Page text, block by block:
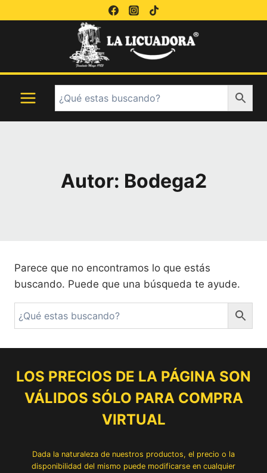
al
Autor: Bodega2
Parece que no encontramos lo que estás
buscando. Puede que una búsqueda te ayude.
LOS PRECIOS DE LA PÁGINA SON
VÁLIDOS SÓLO PARA COMPRA
VIRTUAL
Dada la naturaleza de nuestros productos, el precio o la
disponibilidad del mismo puede modificarse en cualquier